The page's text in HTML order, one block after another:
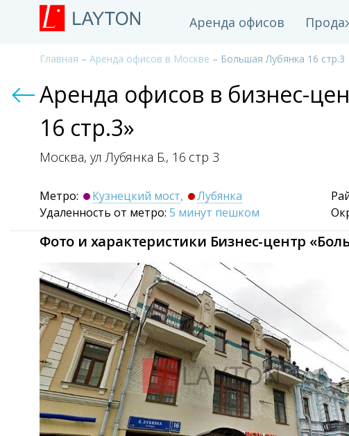
Аренда офисов
Главная – Аренда офисов в Москве – Большая Лубянка 16 стр.3
Аренда офисов в бизнес-
16 стр.3»
Москва, ул Лубянка Б., 16 стр 3
Метро: Кузнецкий мост,
Лубянка
Удаленность от метро: 5 минут пешком
Фото и характеристики Бизнес-центр